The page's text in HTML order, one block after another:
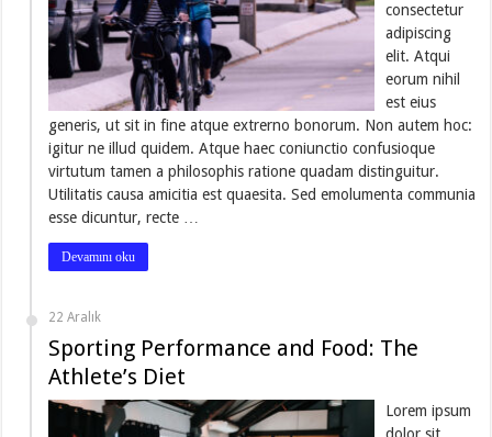
consectetur
adipiscing
elit. Atqui
eorum nihil
est eius
generis, ut sit in fine atque extrerno bonorum. Non autem hoc:
igitur ne illud quidem. Atque haec coniunctio confusioque
virtutum tamen a philosophis ratione quadam distinguitur.
Utilitatis causa amicitia est quaesita. Sed emolumenta communia
esse dicuntur, recte …
Devamını oku
22 Aralık
Sporting Performance and Food: The
Athlete’s Diet
Lorem ipsum